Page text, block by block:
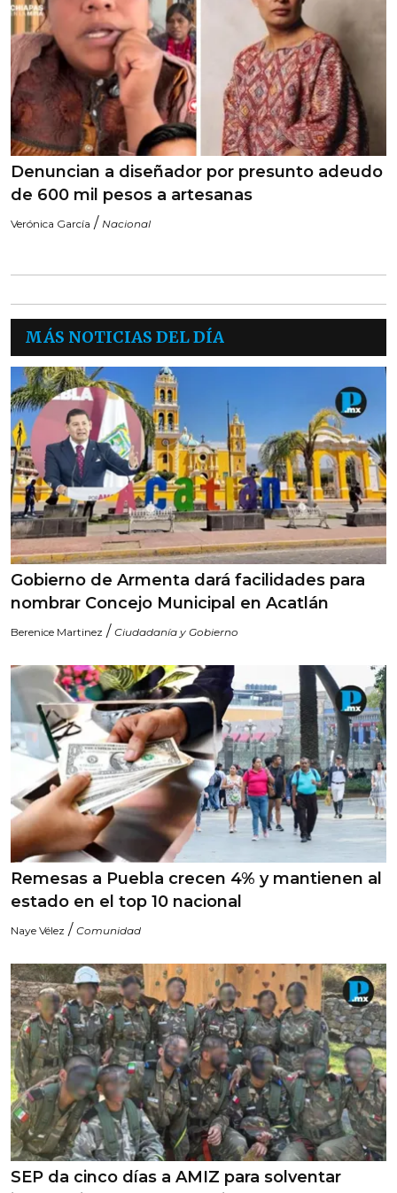
Denuncian a diseñador por presunto adeudo
de 600 mil pesos a artesanas
Verónica García / Nacional
MÁS NOTICIAS DEL DÍA
Gobierno de Armenta dará facilidades para
nombrar Concejo Municipal en Acatlán
Berenice Martinez / Ciudadanía y Gobierno
Remesas a Puebla crecen 4% y mantienen al
estado en el top 10 nacional
Naye Vélez / Comunidad
SEP da cinco días a AMIZ para solventar